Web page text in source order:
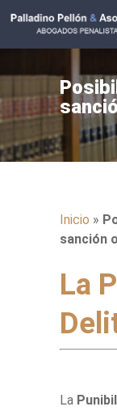
Inicio »
sanción
La
La